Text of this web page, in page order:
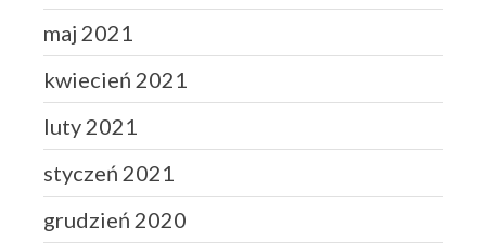
maj 2021
kwiecień 2021
luty 2021
styczeń 2021
grudzień 2020